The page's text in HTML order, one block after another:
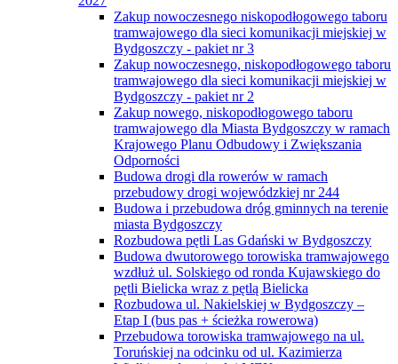
Zakup nowoczesnego niskopodłogowego taboru
tramwajowego dla sieci komunikacji miejskiej w
Bydgoszczy - pakiet nr 3
Zakup nowoczesnego, niskopodłogowego taboru
tramwajowego dla sieci komunikacji miejskiej w
Bydgoszczy - pakiet nr 2
Zakup nowego, niskopodłogowego taboru
tramwajowego dla Miasta Bydgoszczy w ramach
Krajowego Planu Odbudowy i Zwiększania
Odporności
Budowa drogi dla rowerów w ramach
przebudowy drogi wojewódzkiej nr 244
Budowa i przebudowa dróg gminnych na terenie
miasta Bydgoszczy
Rozbudowa pętli Las Gdański w Bydgoszczy
Budowa dwutorowego torowiska tramwajowego
wzdłuż ul. Solskiego od ronda Kujawskiego do
pętli Bielicka wraz z pętlą Bielicka
Rozbudowa ul. Nakielskiej w Bydgoszczy –
Etap I (bus pas + ścieżka rowerowa)
Przebudowa torowiska tramwajowego na ul.
Toruńskiej na odcinku od ul. Kazimierza